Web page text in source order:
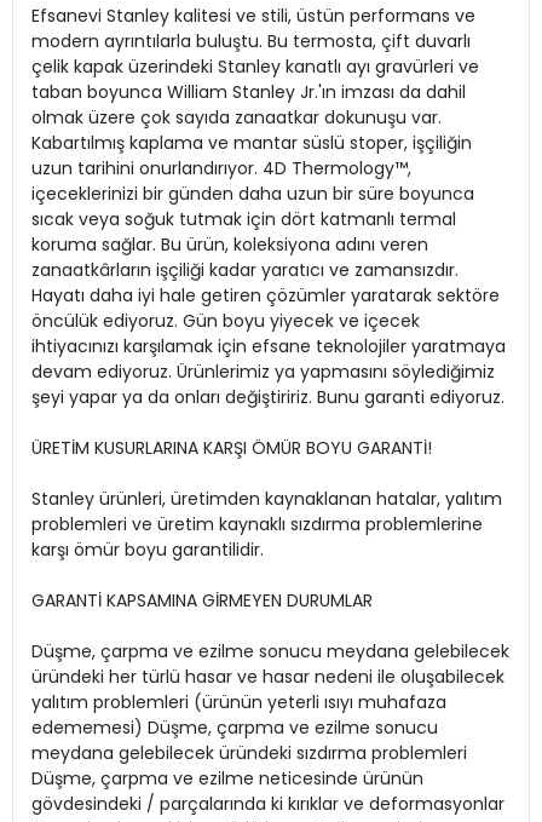
Efsanevi Stanley kalitesi ve stili, üstün performans ve
modern ayrıntılarla buluştu. Bu termosta, çift duvarlı
çelik kapak üzerindeki Stanley kanatlı ayı gravürleri ve
taban boyunca William Stanley Jr.'ın imzası da dahil
olmak üzere çok sayıda zanaatkar dokunuşu var.
Kabartılmış kaplama ve mantar süslü stoper, işçiliğin
uzun tarihini onurlandırıyor. 4D Thermology™,
içeceklerinizi bir günden daha uzun bir süre boyunca
sıcak veya soğuk tutmak için dört katmanlı termal
koruma sağlar. Bu ürün, koleksiyona adını veren
zanaatkârların işçiliği kadar yaratıcı ve zamansızdır.
Hayatı daha iyi hale getiren çözümler yaratarak sektöre
öncülük ediyoruz. Gün boyu yiyecek ve içecek
ihtiyacınızı karşılamak için efsane teknolojiler yaratmaya
devam ediyoruz. Ürünlerimiz ya yapmasını söylediğimiz
şeyi yapar ya da onları değiştiririz. Bunu garanti ediyoruz.
ÜRETİM KUSURLARINA KARŞI ÖMÜR BOYU GARANTİ!
Stanley ürünleri, üretimden kaynaklanan hatalar, yalıtım
problemleri ve üretim kaynaklı sızdırma problemlerine
karşı ömür boyu garantilidir.
GARANTİ KAPSAMINA GİRMEYEN DURUMLAR
Düşme, çarpma ve ezilme sonucu meydana gelebilecek
üründeki her türlü hasar ve hasar nedeni ile oluşabilecek
yalıtım problemleri (ürünün yeterli ısıyı muhafaza
edememesi) Düşme, çarpma ve ezilme sonucu
meydana gelebilecek üründeki sızdırma problemleri
Düşme, çarpma ve ezilme neticesinde ürünün
gövdesindeki / parçalarında ki kırıklar ve deformasyonlar